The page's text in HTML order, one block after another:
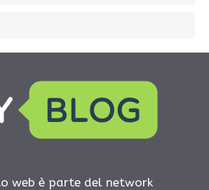
web è parte del network